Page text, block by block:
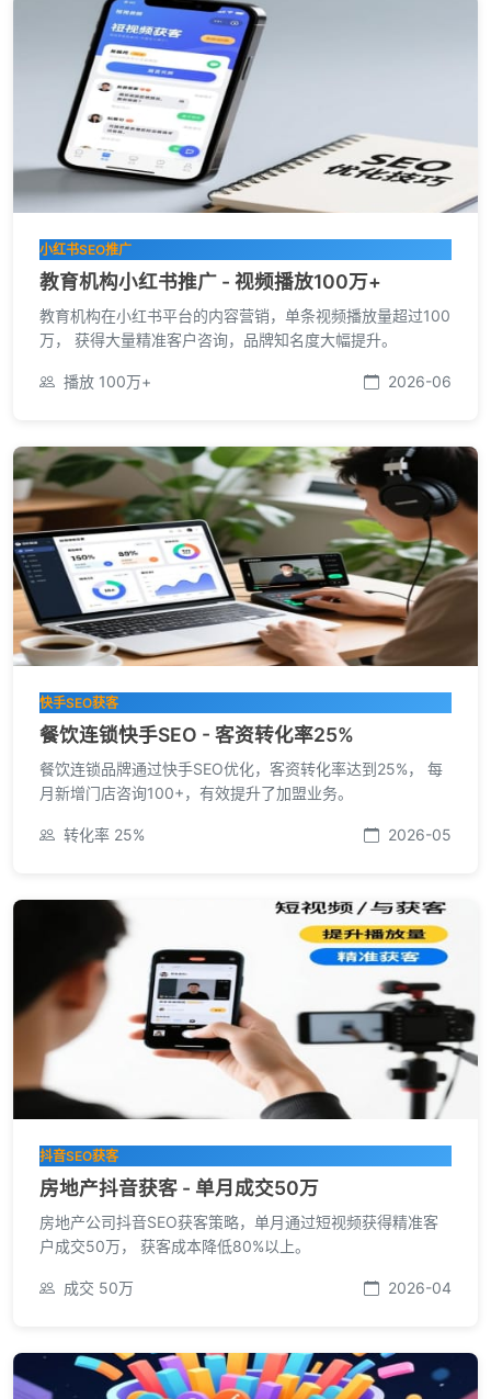
小红书SEO推广
教育机构小红书推广 - 视频播放100万+
教育机构在小红书平台的内容营销，单条视频播放量超过100
万， 获得大量精准客户咨询，品牌知名度大幅提升。
播放 100万+ 2026-06
快手SEO获客
餐饮连锁快手SEO - 客资转化率25%
餐饮连锁品牌通过快手SEO优化，客资转化率达到25%， 每
月新增门店咨询100+，有效提升了加盟业务。
转化率 25% 2026-05
抖音SEO获客
房地产抖音获客 - 单月成交50万
房地产公司抖音SEO获客策略，单月通过短视频获得精准客
户成交50万， 获客成本降低80%以上。
成交 50万 2026-04